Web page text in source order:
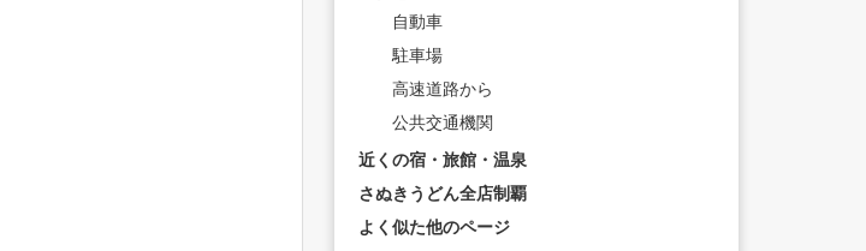
自動車
駐車場
高速道路から
公共交通機関
近くの宿・旅館・温泉
さぬきうどん全店制覇
よく似た他のページ